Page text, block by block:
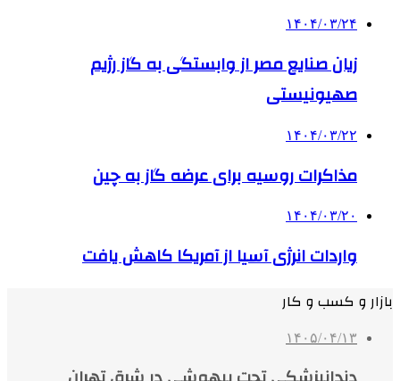
۱۴۰۴/۰۳/۲۴
زیان صنایع مصر از وابستگی به گاز رژیم
صهیونیستی
۱۴۰۴/۰۳/۲۲
مذاکرات روسیه برای عرضه گاز به چین
۱۴۰۴/۰۳/۲۰
واردات انرژی آسیا از آمریکا کاهش یافت
بازار و کسب و کار
۱۴۰۵/۰۴/۱۳